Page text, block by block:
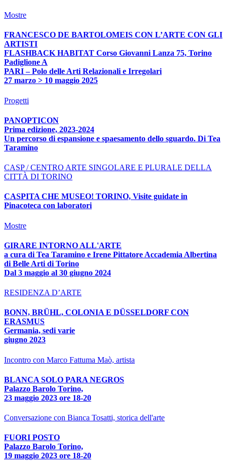
Mostre
FRANCESCO DE BARTOLOMEIS CON L’ARTE CON GLI
ARTISTI
FLASHBACK HABITAT Corso Giovanni Lanza 75, Torino
Padiglione A
PARI – Polo delle Arti Relazionali e Irregolari
27 marzo > 10 maggio 2025
Progetti
PANOPTICON
Prima edizione, 2023-2024
Un percorso di espansione e spaesamento dello sguardo. Di Tea
Taramino
CASP / CENTRO ARTE SINGOLARE E PLURALE DELLA
CITTÀ DI TORINO
CASPITA CHE MUSEO! TORINO, Visite guidate in
Pinacoteca con laboratori
Mostre
GIRARE INTORNO ALL'ARTE
a cura di Tea Taramino e Irene Pittatore Accademia Albertina
di Belle Arti di Torino
Dal 3 maggio al 30 giugno 2024
RESIDENZA D’ARTE
BONN, BRÜHL, COLONIA E DÜSSELDORF CON
ERASMUS
Germania, sedi varie
giugno 2023
Incontro con Marco Fattuma Maò, artista
BLANCA SOLO PARA NEGROS
Palazzo Barolo Torino,
23 maggio 2023 ore 18-20
Conversazione con Bianca Tosatti, storica dell'arte
FUORI POSTO
Palazzo Barolo Torino,
19 maggio 2023 ore 18-20